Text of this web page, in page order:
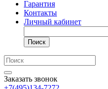
Гарантия
Контакты
Личный кабинет
Поиск
Заказать звонок